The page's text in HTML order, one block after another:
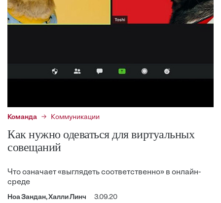
Команда Коммуникации
Как нужно одеваться для виртуальных
совещаний
Что означает «выглядеть соответственно» в онлайн-
среде
Ноа Зандан, Халли Линч 3.09.20